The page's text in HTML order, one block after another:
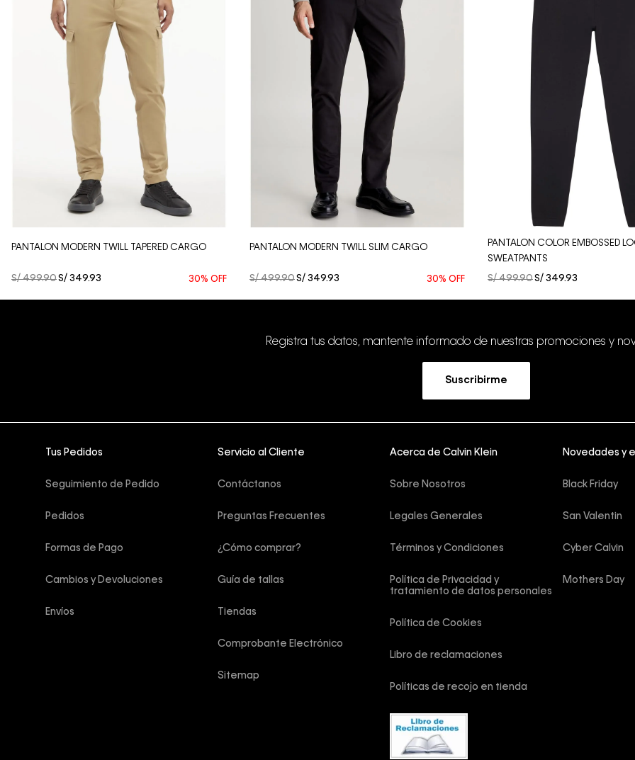
Vista Rápida
PANTALON MODERN TWILL TAPERED CARGO
S/ 499.90S/ 349.93 30% OFF
Vista Rápida
PANTALON MODERN TWILL SLIM CARGO
S/ 499.90S/ 349.93 30% OFF
Vista Rápida
PANTALON COLOR EMBOSSED
SWEATPANTS
S/ 499.90S/ 349.93
Registra tus datos, mantente informado de nuestras promociones y
Suscribirme
Tus Pedidos
Seguimiento de Pedido
Pedidos
Formas de Pago
Cambios y Devoluciones
Envíos
Servicio al Cliente
Contáctanos
Preguntas Frecuentes
¿Cómo comprar?
Guía de tallas
Tiendas
Comprobante Electrónico
Sitemap
Acerca de Calvin Klein
Sobre Nosotros
Legales Generales
Términos y Condiciones
Política de Privacidad y
tratamiento de datos personales
Política de Cookies
Libro de reclamaciones
Políticas de recojo en tienda
Novedades y
Black Friday
San Valentin
Cyber Calvin
Mothers Day